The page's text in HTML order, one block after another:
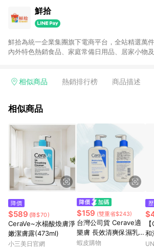
鮮拾
鮮拾為統一企業集團旗下電商平台，全站精選萬
內外特色熱銷食品、家庭常備日用品、居家小物
有好康。LINE好友招募中搜尋@10mart。 ＊特定
相似商品 熱銷排行榜 商品描述
相似商品
降價
$589 (降$70)
CeraVe~水楊酸煥膚淨
嫩潔膚露(473ml)
小三美日官網
$159 (雙重省$243)
台灣公司貨 Cerave適
樂膚 長效清爽保濕乳4
73ml/236ml
蝦皮購物
和